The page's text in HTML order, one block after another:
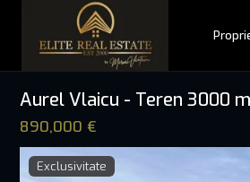
Aurel Vlaicu - Teren 3000
890,000 €
Exclusivitate